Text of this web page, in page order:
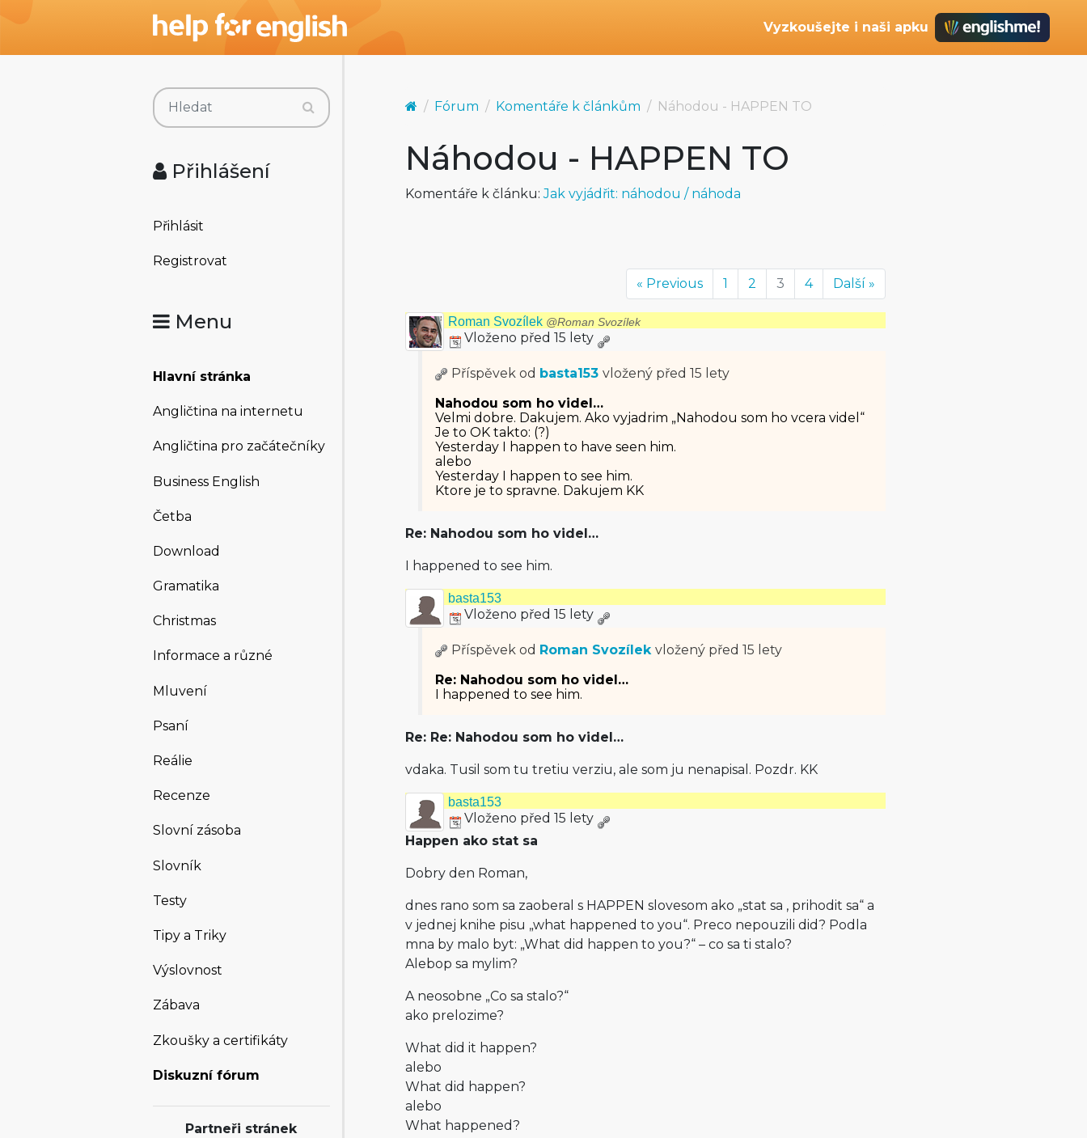
Vyzkoušejte i naši apku
Přihlášení
Přihlásit
Registrovat
Menu
Hlavní stránka
Angličtina na internetu
Angličtina pro začátečníky
Business English
Četba
Download
Gramatika
Christmas
Informace a různé
Mluvení
Psaní
Reálie
Recenze
Slovní zásoba
Slovník
Testy
Tipy a Triky
Výslovnost
Zábava
Zkoušky a certifikáty
Diskuzní fórum
Partneři stránek
Fórum Komentáře k článkům Náhodou - HAPPEN TO
Náhodou - HAPPEN TO
Komentáře k článku:Jak vyjádřit: náhodou / náhoda
« Previous 1 2 3 4 Další »
Roman Svozílek @Roman Svozílek
Vloženo před 15 lety
Příspěvek od basta153 vložený před 15 lety
Nahodou som ho videl…
Velmi dobre. Dakujem. Ako vyjadrim „Nahodou som ho vcera videl“
Je to OK takto: (?)
Yesterday I happen to have seen him.
alebo
Yesterday I happen to see him.
Ktore je to spravne. Dakujem KK
Re: Nahodou som ho videl…
I happened to see him.
basta153
Vloženo před 15 lety
Příspěvek od Roman Svozílek vložený před 15 lety
Re: Nahodou som ho videl…
I happened to see him.
Re: Re: Nahodou som ho videl…
vdaka. Tusil som tu tretiu verziu, ale som ju nenapisal. Pozdr. KK
basta153
Vloženo před 15 lety
Happen ako stat sa
Dobry den Roman,
dnes rano som sa zaoberal s HAPPEN slovesom ako „stat sa , prihodit sa“ a
v jednej knihe pisu „what happened to you“. Preco nepouzili did? Podla
mna by malo byt: „What did happen to you?“ – co sa ti stalo?
Alebop sa mylim?
A neosobne „Co sa stalo?“
ako prelozime?
What did it happen?
alebo
What did happen?
alebo
What happened?